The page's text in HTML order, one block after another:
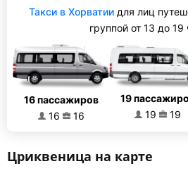
Такси в Хорватии для лиц
группой от 13 до 19
16 пассажиров
16
16
19
19
19
Цриквеница на карте